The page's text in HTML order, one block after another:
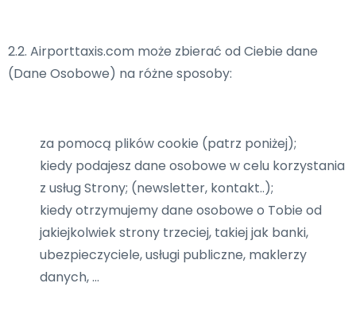
2.2. Airporttaxis.com może zbierać od Ciebie dane
(Dane Osobowe) na różne sposoby:
za pomocą plików cookie (patrz poniżej);
kiedy podajesz dane osobowe w celu korzystania
z usług Strony; (newsletter, kontakt..);
kiedy otrzymujemy dane osobowe o Tobie od
jakiejkolwiek strony trzeciej, takiej jak banki,
ubezpieczyciele, usługi publiczne, maklerzy
danych, …